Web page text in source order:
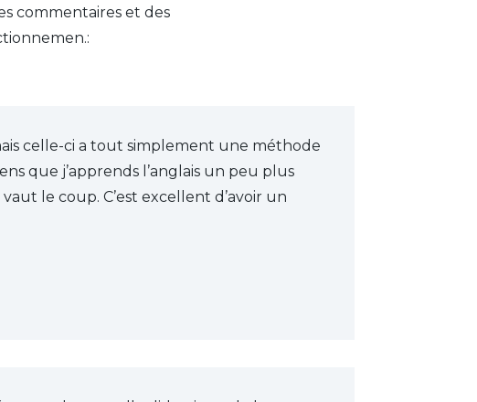
commentaires et des
celle-ci a tout simplement une méthode
que j’apprends l’anglais un peu plus
le coup. C’est excellent d’avoir un